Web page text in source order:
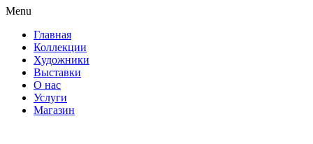
Menu
Главная
Коллекции
Художники
Выставки
О нас
Услуги
Магазин